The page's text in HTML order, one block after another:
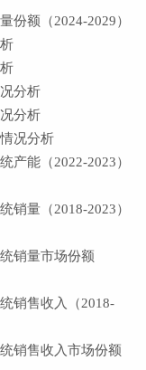
额（2024-2029）
分析
分析
况分析
能（2022-2023）
量（2018-2023）
销量市场份额
销售收入（2018-
销售收入市场份额